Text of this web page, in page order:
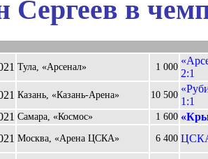
Сергеев в
Тула, «Арсенал» 1 000
2:1
Казань, «Казань-Арена» 10 500
1:1
Самара, «Космос» 1 600
Москва, «Арена ЦСКА» 6 400